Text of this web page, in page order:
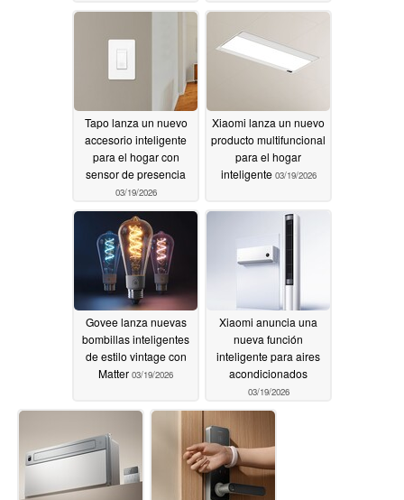
03/20/2026
Tapo lanza un nuevo
accesorio inteligente
para el hogar con
sensor de presencia
03/19/2026
Xiaomi lanza un nuevo
producto multifuncional
para el hogar
inteligente 03/19/2026
Govee lanza nuevas
bombillas inteligentes
de estilo vintage con
Matter 03/19/2026
Xiaomi anuncia una
nueva función
inteligente para aires
acondicionados
03/19/2026